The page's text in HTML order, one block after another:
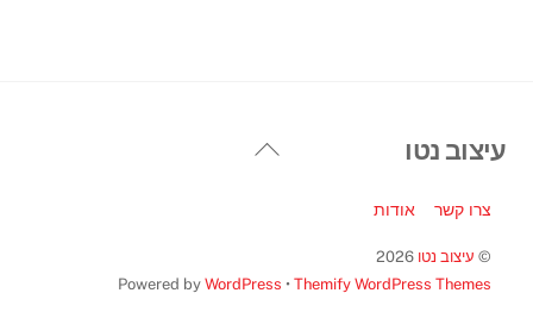
Back
עיצוב נטו
צרו קשר אודות
© עיצוב נטו 2026
Powered by WordPress • Themify WordPress Themes